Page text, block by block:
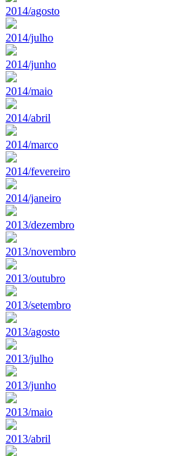
2014/agosto
2014/julho
2014/junho
2014/maio
2014/abril
2014/marco
2014/fevereiro
2014/janeiro
2013/dezembro
2013/novembro
2013/outubro
2013/setembro
2013/agosto
2013/julho
2013/junho
2013/maio
2013/abril